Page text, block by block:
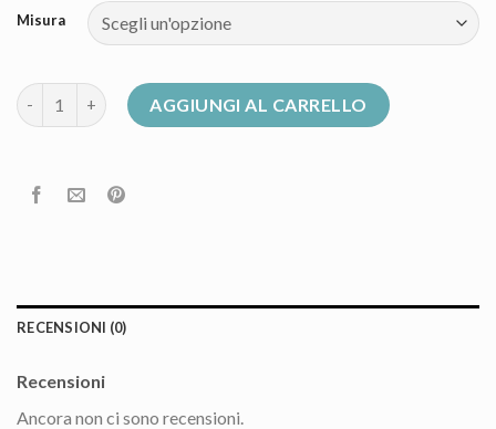
Misura
piumino pinko quantitàAGGIUNGI AL CARRELLO
RECENSIONI (0)
Recensioni
Ancora non ci sono recensioni.